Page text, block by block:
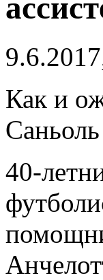
Как и
40-